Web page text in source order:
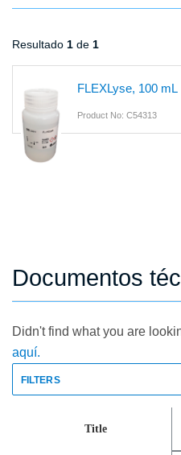
Resultado 1 de 1
FLEXLyse, 100 mL
Product No: C54313
Documentos
Didn't find what you are
aquí.
FILTERS
Title